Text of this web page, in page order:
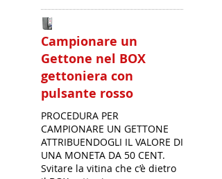
Campionare un
Gettone nel BOX
gettoniera con
pulsante rosso
PROCEDURA PER
CAMPIONARE UN GETTONE
ATTRIBUENDOGLI IL VALORE DI
UNA MONETA DA 50 CENT.
Svitare la vitina che c’è dietro